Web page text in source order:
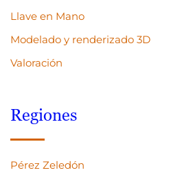
Llave en Mano
Modelado y renderizado 3D
Valoración
Regiones
Pérez Zeledón